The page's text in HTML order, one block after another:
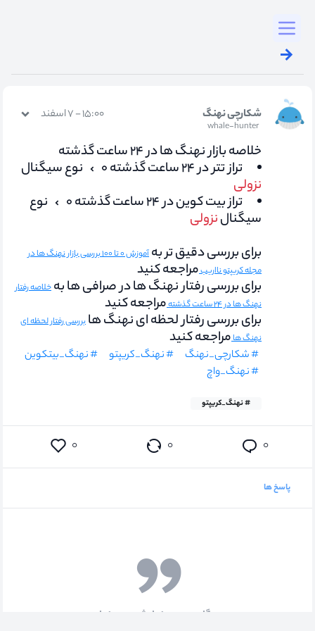
شکارچی نهنگ
whale-hunter
۱۵:۰۰ - ۷ اسفند
خلاصه بازار نهنگ ها در ۲۴ ساعت گذشته
تراز تتر در ۲۴ ساعت گذشته ۰
نوع سیگنال
نزولی
تراز بیت کوین در ۲۴ ساعت گذشته ۰
نوع
سیگنالنزولی
برای بررسی دقیق تر به
آموزش ۰ تا ۱۰۰ بررسی بازار نهنگ ها در
مجله کریپتو نااریبمراجعه کنید
برای بررسی رفتار نهنگ ها در صرافی ها به خلاصه رفتار
نهنگ ها در ۲۴ ساعت گذشته
مراجعه کنید
برای بررسی رفتار لحظه ای نهنگ ها بررسی رفتار لحظه ای
نهنگ هامراجعه کنید
# شکارچی_نهنگ # نهنگ_کریپتو
# نهنگ_بیتکوین
# نهنگ_واچ
# نهنگ_کریپتو
۰ ۰ ۰
پاسخ ها
دیدگاهی جهت نمایش وجود ندارد